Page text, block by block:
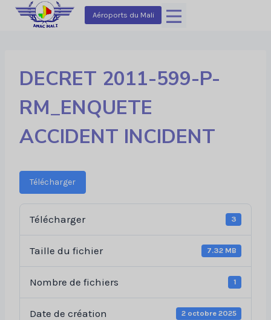
Aller
Aéroports du Mali
DECRET 2011-599-P-
RM_ENQUETE
ACCIDENT INCIDENT
Télécharger
Télécharger 3
Taille du fichier 7.32 MB
Nombre de fichiers 1
Date de création 2 octobre 2025